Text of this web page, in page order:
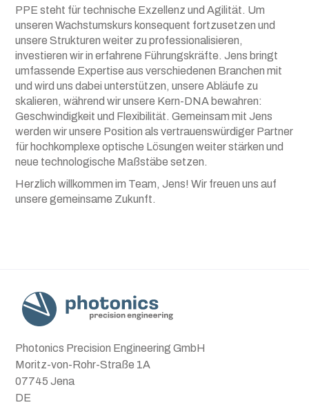
PPE steht für technische Exzellenz und Agilität. Um
unseren Wachstumskurs konsequent fortzusetzen und
unsere Strukturen weiter zu professionalisieren,
investieren wir in erfahrene Führungskräfte. Jens bringt
umfassende Expertise aus verschiedenen Branchen mit
und wird uns dabei unterstützen, unsere Abläufe zu
skalieren, während wir unsere Kern-DNA bewahren:
Geschwindigkeit und Flexibilität. Gemeinsam mit Jens
werden wir unsere Position als vertrauenswürdiger Partner
für hochkomplexe optische Lösungen weiter stärken und
neue technologische Maßstäbe setzen.
Herzlich willkommen im Team, Jens! Wir freuen uns auf
unsere gemeinsame Zukunft.
Photonics Precision Engineering GmbH
Moritz-von-Rohr-Straße 1A
07745 Jena
DE